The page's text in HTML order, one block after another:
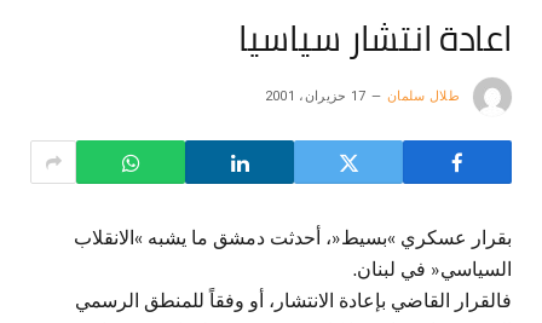
اعادة انتشار سياسيا
طلال سلمان 17 حزيران، 2001
بقرار عسكري »بسيط«، أحدثت دمشق ما يشبه »الانقلاب
السياسي« في لبنان.
فالقرار القاضي بإعادة الانتشار، أو وفقاً للمنطق الرسمي